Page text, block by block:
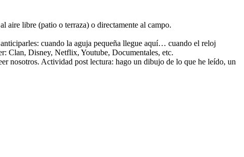
libre (patio o terraza) o directamente al campo.
cuando la aguja pequeña llegue aquí… cuando el reloj
Clan, Disney, Netflix, Youtube, Documentales, etc.
nosotros. Actividad post lectura: hago un dibujo de lo que he leído, un